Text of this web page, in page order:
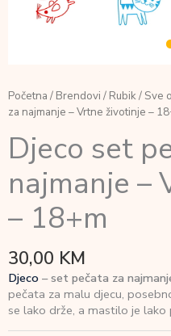
Početna / Brendovi / Rubik/ Sve
za najmanje – Vrtne životinje –
Djeco set
najmanje –
– 18+m
30,00 KM
Djeco – set pečata za
pečata za malu djecu,
se lako drže, a mastilo je lako